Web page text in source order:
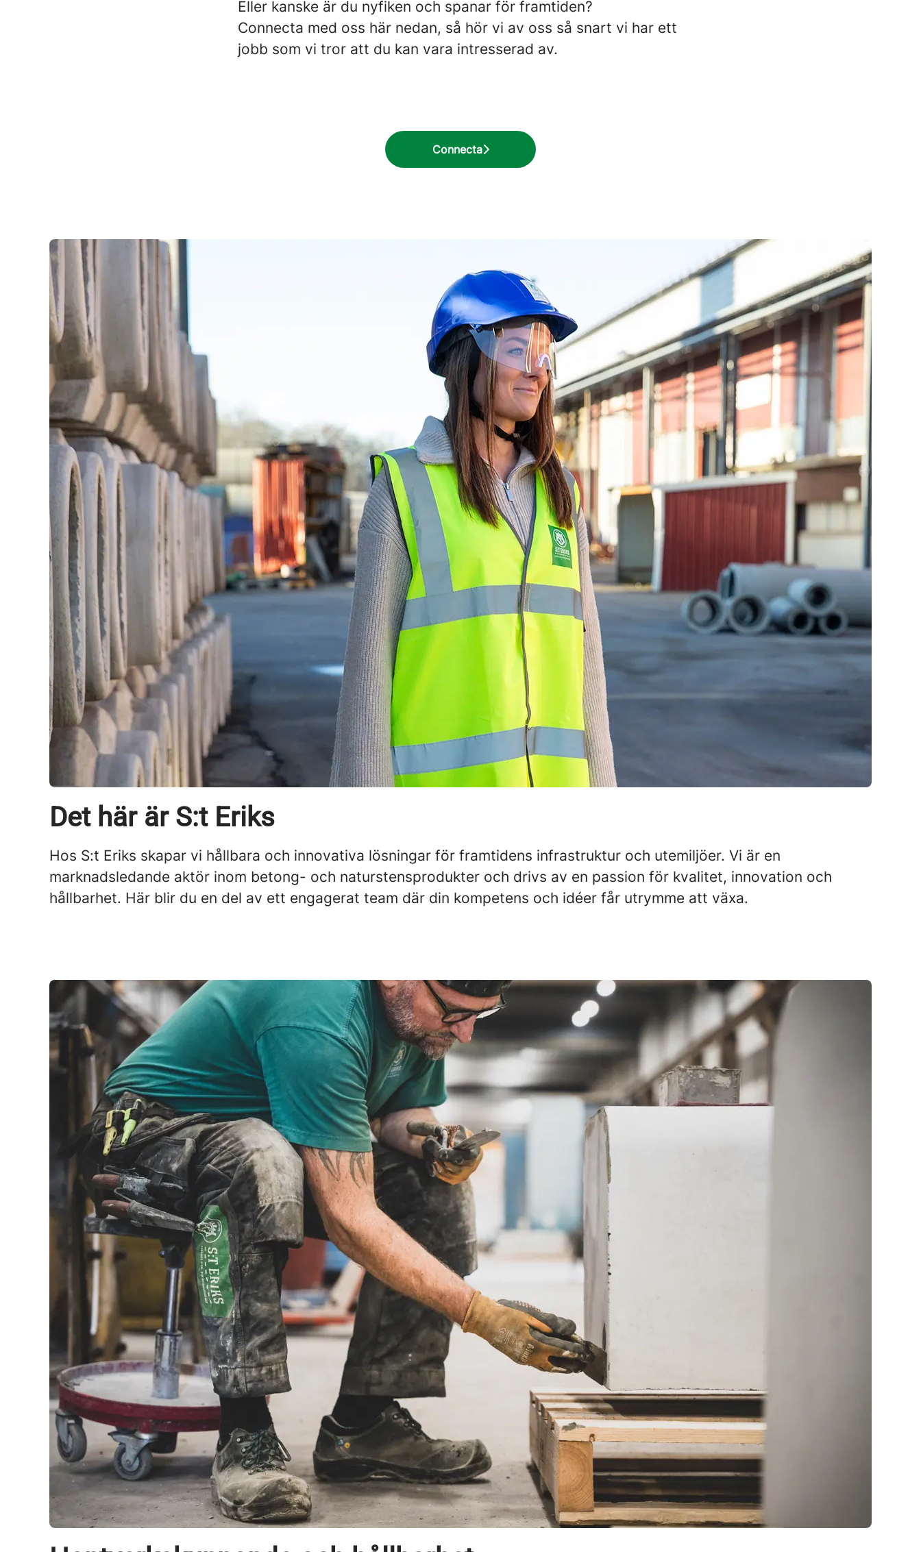
Eller kanske är du nyfiken och spanar för framtiden?
Connecta med oss här nedan, så hör vi av oss så snart vi har ett
jobb som vi tror att du kan vara intresserad av.
Connecta
Det här är S:t Eriks
Hos S:t Eriks skapar vi hållbara och innovativa lösningar för framtidens infrastruktur och utemiljöer. Vi är en
marknadsledande aktör inom betong- och naturstensprodukter och drivs av en passion för kvalitet, innovation och
hållbarhet. Här blir du en del av ett engagerat team där din kompetens och idéer får utrymme att växa.